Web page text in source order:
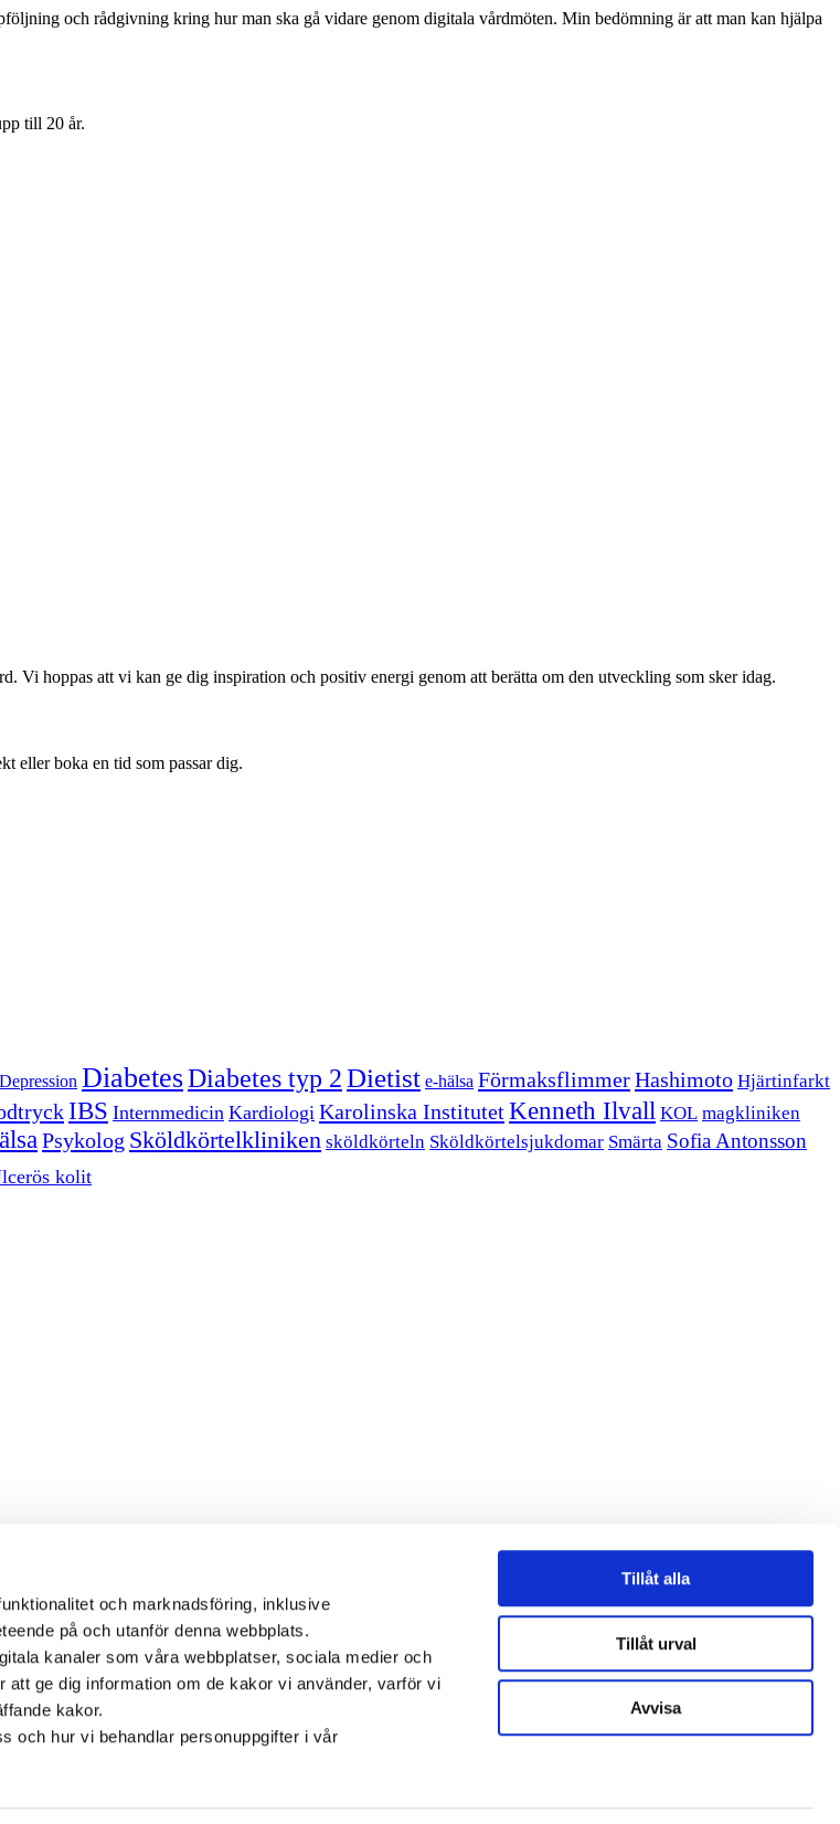
och marknadsföring, inklusive
på och utanför denna webbplats.
kanaler som våra webbplatser, sociala medier och
ge dig information om de kakor vi använder, varför vi
kakor.
och hur vi behandlar personuppgifter i vår
Tillåt alla
Tillåt urval
Avvisa
och rådgivning kring hur man ska gå vidare genom digitala vårdmöten. Min bedömning är att man kan hjälpa
till 20 år.
Vi hoppas att vi kan ge dig inspiration och positiv energi genom att berätta om den utveckling som sker idag.
eller boka en tid som passar dig.
Depression DiabetesDiabetes typ 2Dietist e-hälsa FörmaksflimmerHashimoto Hjärtinfarkt
IBS Internmedicin Kardiologi Karolinska InstitutetKenneth Ilvall KOL magkliniken
Psykolog Sköldkörtelkliniken sköldkörteln Sköldkörtelsjukdomar Smärta Sofia Antonsson
kolit